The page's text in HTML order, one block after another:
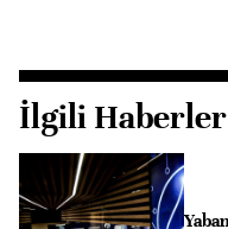
İlgili Haberler